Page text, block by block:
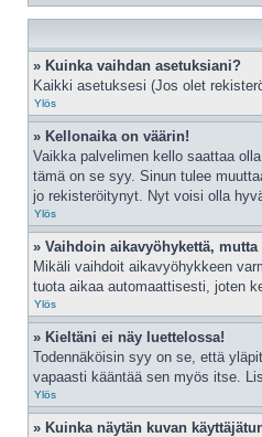
» Kuinka vaihdan asetuksiani?
Kaikki asetuksesi (Jos olet
Ylös
» Kellonaika on väärin!
Vaikka palvelimen kello saattaa
tämä on se syy. Sinun tulee
jo rekisteröitynyt. Nyt voisi olla
Ylös
» Vaihdoin aikavyöhykettä,
Mikäli vaihdoit aikavyöhykkeen
tuota aikaa automaattisesti, joten
Ylös
» Kieltäni ei näy luettelossa!
Todennäköisin syy on se, että
vapaasti kääntää sen myös itse.
Ylös
» Kuinka näytän kuvan